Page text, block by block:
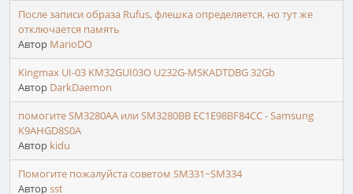
После записи образа Rufus, флешка определяется, но тут же
отключается память
Автор MarioDO
Kingmax UI-03 KM32GUI03O U232G-MSKADTDBG 32Gb
Автор DarkDaemon
помогите SM3280AA или SM3280BB EC1E98BF84CC - Samsung
K9AHGD8S0A
Автор kidu
Помогите пожалуйста советом SM331~SM334
Авторsst